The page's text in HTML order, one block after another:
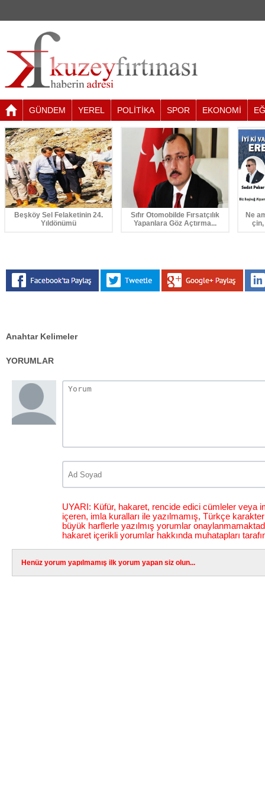
GÜNDEM YEREL POLİTİKA SPOR EKONOMİ
Beşköy Sel Felaketinin 24.
Yıldönümü
Sıfır Otomobilde Fırsatçılık
Yapanlara Göz Açtırma...
Ne
Anahtar Kelimeler
YORUMLAR
UYARI: Küfür, hakaret, rencide edici cümleler veya
içeren, imla kuralları ile yazılmamış, Türkçe
büyük harflerle yazılmış yorumlar
hakaret içerikli yorumlar hakkında muhatapları
Henüz yorum yapılmamış ilk yorum yapan siz olun...